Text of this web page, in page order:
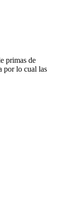
primas de
por lo cual las